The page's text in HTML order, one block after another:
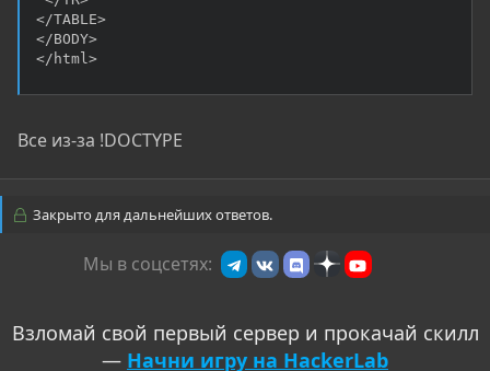
</TABLE>
</BODY>
</html>
Все из-за !DOCTYPE
Закрыто для дальнейших ответов.
Мы в соцсетях:
Взломай свой первый сервер и прокачай скилл
— Начни игру на HackerLab